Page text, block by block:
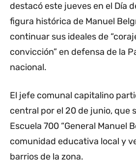
destacó este jueves en el Día
figura histórica de Manuel
continuar sus ideales de
convicción” en defensa de la
nacional.
El jefe comunal capitalino
central por el 20 de junio, que
Escuela 700 “General Manuel
comunidad educativa local y
barrios de la zona.